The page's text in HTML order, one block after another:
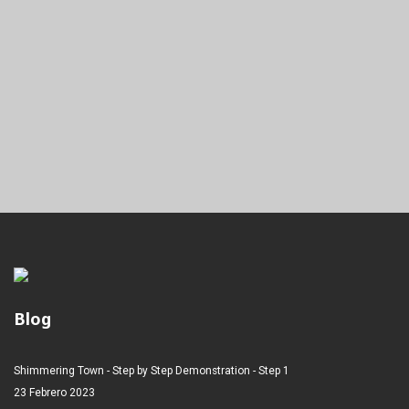
Blog
Shimmering Town - Step by Step Demonstration - Step 1
23 Febrero 2023